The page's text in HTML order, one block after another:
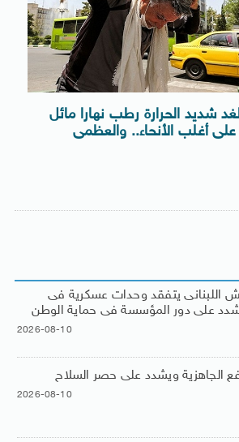
شديد الحرارة رطب نهارا مائل
على أغلب الأنحاء.. والعظمى
اللبنانى يتفقد وحدات عسكرية فى
على دور المؤسسة فى حماية الوطن
2026-08-10
الجاهزية ويشدد على حصر السلاح
2026-08-10